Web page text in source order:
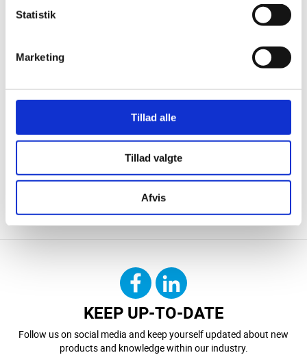
Statistik
Marketing
Tillad alle
Tillad valgte
Afvis
CONTACT US
KEEP UP-TO-DATE
Follow us on social media and keep yourself updated about new
products and knowledge within our industry.